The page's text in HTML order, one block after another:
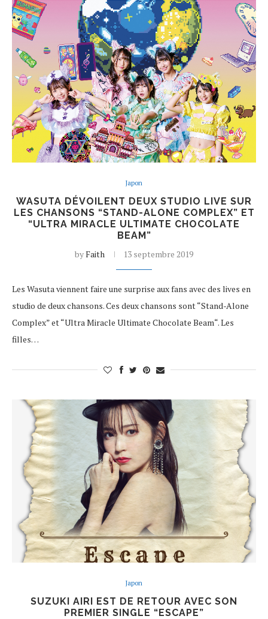
Japon
WASUTA DÉVOILENT DEUX STUDIO LIVE SUR
LES CHANSONS “STAND-ALONE COMPLEX” ET
“ULTRA MIRACLE ULTIMATE CHOCOLATE
BEAM”
byFaith 13 septembre 2019
Les Wasuta viennent faire une surprise aux fans avec des lives en
studio de deux chansons. Ces deux chansons sont “Stand-Alone
Complex” et “Ultra Miracle Ultimate Chocolate Beam“. Les
filles…
Japon
SUZUKI AIRI EST DE RETOUR AVEC SON
PREMIER SINGLE “ESCAPE”